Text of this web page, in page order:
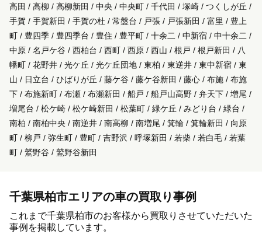
高田 / 高柳 / 高柳新田 / 中央 / 中央町 / 千代田 / 塚崎 / つくしが丘 /
手賀 / 手賀新田 / 手賀の杜 / 常盤台 / 戸張 / 戸張新田 / 富里 / 豊上
町 / 豊四季 / 豊四季台 / 豊住 / 豊平町 / 十余二 / 中新宿 / 中十余二 /
中原 / 名戸ケ谷 / 西柏台 / 西町 / 西原 / 西山 / 根戸 / 根戸新田 / 八
幡町 / 花野井 / 光ケ丘 / 光ケ丘団地 / 東柏 / 東逆井 / 東中新宿 / 東
山 / 日立台 / ひばりが丘 / 藤ケ谷 / 藤ケ谷新田 / 藤心 / 布施 / 布施
下 / 布施新町 / 布瀬 / 布瀬新田 / 船戸 / 船戸山高野 / 弁天下 / 増尾 /
増尾台 / 松ケ崎 / 松ケ崎新田 / 松葉町 / 緑ケ丘 / みどり台 / 緑台 /
南柏 / 南柏中央 / 南逆井 / 南高柳 / 南増尾 / 箕輪 / 箕輪新田 / 向原
町 / 柳戸 / 弥生町 / 豊町 / 吉野沢 / 呼塚新田 / 若柴 / 若白毛 / 若葉
町 / 鷲野谷 / 鷲野谷新田
千葉県柏市エリアの車の買取り事例
これまで千葉県柏市のお客様から買取りさせていただいた
事例を掲載しています。